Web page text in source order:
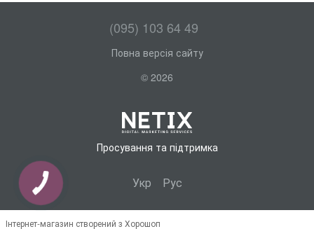
(095) 103 64 49
Повна версія сайту
© 2026
Просування та підтримка
Укр Рус
Інтернет-магазин створений з Хорошоп